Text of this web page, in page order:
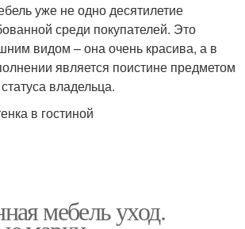
уже не одно десятилетие
среди покупателей. Это
видом – она очень красива, а в
является поистине предметом
владельца.
в гостиной
мебель уход.